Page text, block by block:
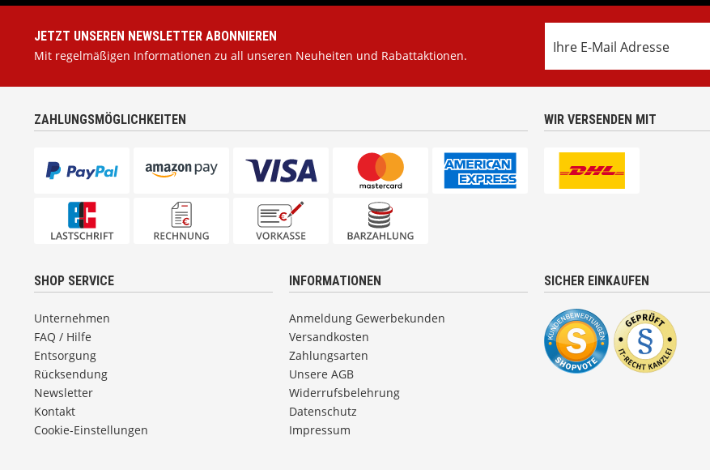
JETZT UNSEREN NEWSLETTER ABONNIEREN
Mit regelmäßigen Informationen zu all unseren Neuheiten und Rabattaktionen.
ZAHLUNGSMÖGLICHKEITEN WIR VERSENDEN MIT
SHOP SERVICE
Unternehmen
FAQ / Hilfe
Entsorgung
Rücksendung
Newsletter
Kontakt
Cookie-Einstellungen
INFORMATIONEN
Anmeldung Gewerbekunden
Versandkosten
Zahlungsarten
Unsere AGB
Widerrufsbelehrung
Datenschutz
Impressum
SICHER EINKAUFEN